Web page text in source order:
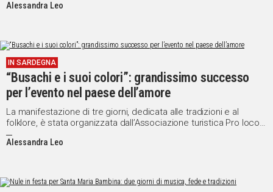
Alessandra Leo
IN SARDEGNA
“Busachi e i suoi colori”: grandissimo successo
per l’evento nel paese dell’amore
La manifestazione di tre giorni, dedicata alle tradizioni e al
folklore, è stata organizzata dall’Associazione turistica Pro loco
Cuvventu
Alessandra Leo